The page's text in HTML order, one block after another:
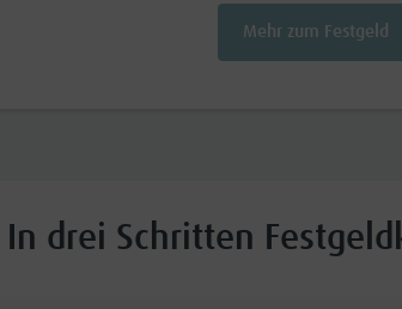
Mehr zum Festgeld
In drei Schritten